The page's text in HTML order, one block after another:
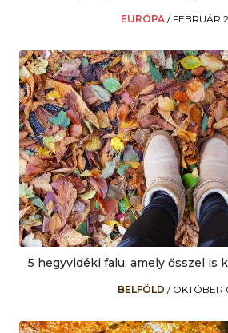
EURÓPA / FEBRUÁR
5 hegyvidéki falu, amely ősszel is
BELFÖLD / OKTÓBER